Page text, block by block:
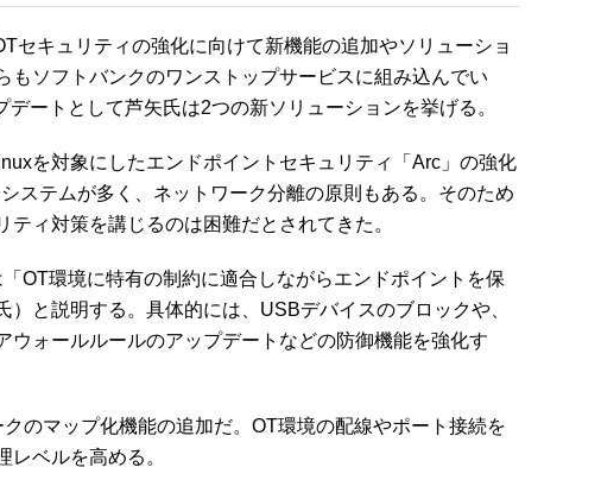
セキュリティの強化に向けて新機能の追加やソリューショ
もソフトバンクのワンストップサービスに組み込んでい
デートとして芦矢氏は2つの新ソリューションを挙げる。
を対象にしたエンドポイントセキュリティ「Arc」の強化
ステムが多く、ネットワーク分離の原則もある。そのため
ティ対策を講じるのは困難だとされてきた。
OT環境に特有の制約に適合しながらエンドポイントを保
）と説明する。具体的には、USBデバイスのブロックや、
ウォールルールのアップデートなどの防御機能を強化す
のマップ化機能の追加だ。OT環境の配線やポート接続を
レベルを高める。